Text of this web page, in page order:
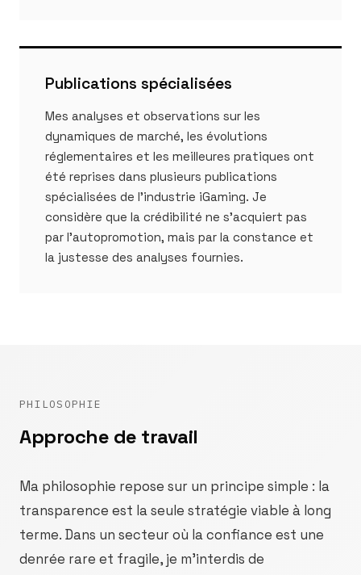
Publications spécialisées
Mes analyses et observations sur les
dynamiques de marché, les évolutions
réglementaires et les meilleures pratiques ont
été reprises dans plusieurs publications
spécialisées de l'industrie iGaming. Je
considère que la crédibilité ne s'acquiert pas
par l'autopromotion, mais par la constance et
la justesse des analyses fournies.
PHILOSOPHIE
Approche de travail
Ma philosophie repose sur un principe simple : la
transparence est la seule stratégie viable à long
terme. Dans un secteur où la confiance est une
denrée rare et fragile, je m'interdis de